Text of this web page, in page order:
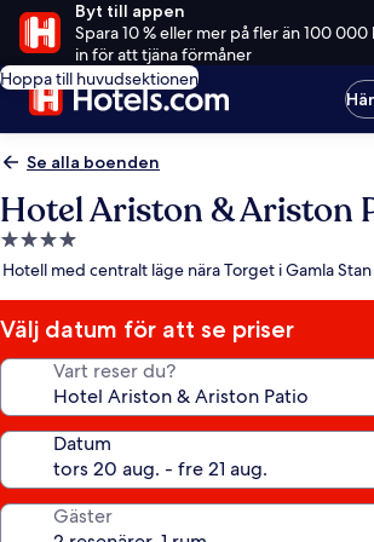
Byt till appen
Spara 10 % eller mer på fler än 100
in för att tjäna förmåner
Hoppa till huvudsektionen
Se alla boenden
Hotel Ariston & Ariston
4.0-
stjärnigt
Hotell med centralt läge nära Torget i Gamla Stan
Välj datum för att se priser
Vart reser du?
Datum
Gäster